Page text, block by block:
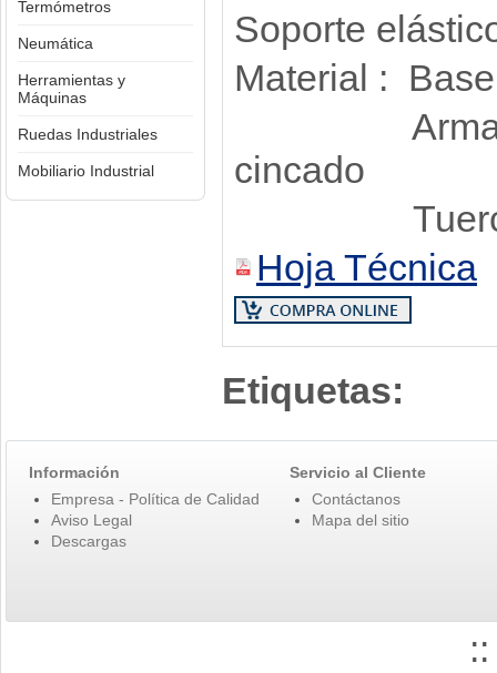
Termómetros
Neumática
Herramientas y
Máquinas
Ruedas Industriales
Mobiliario Industrial
Soporte
Material :
Armadura
cincado
Tuerca de
Hoja Técnica
Etiquetas:
Información
Empresa - Política de Calidad
Aviso Legal
Descargas
Servicio al Cliente
Contáctanos
Mapa del sitio